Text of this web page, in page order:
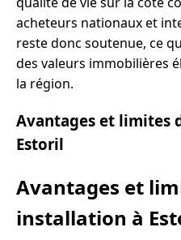
acheteurs nationaux et
reste donc soutenue, ce
des valeurs immobilières
la région.
Avantages et limites
Estoril
Avantages et
installation à